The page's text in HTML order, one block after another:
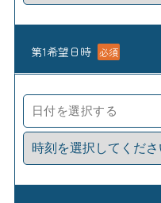
第1希望日時 必須